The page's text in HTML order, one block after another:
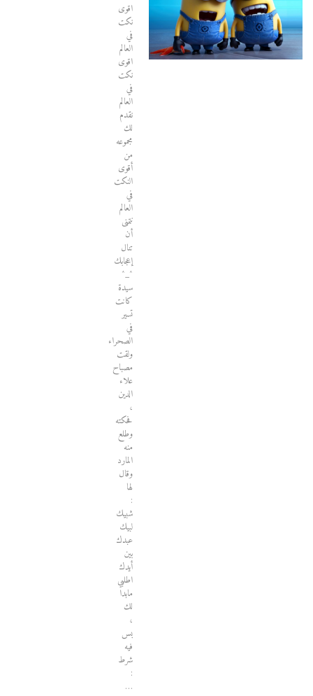
اقوى
نكت
في
العالم
اقوى
نكت
في
العالم
نقدم
لك
مجموعه
من
أقوى
النكت
في
العالم
نتمنى
أن
تنال
إعجابك
^_^
سيدة
كانت
تسير
في
الصحراء
ولقت
مصباح
علاء
الدين
،
فحكته
وطلع
منه
المارد
وقال
لها
:
شبيك
لبيك
عبدك
بين
أيدك
اطلبي
مابدا
لك
،
بس
فيه
شرط
:
…